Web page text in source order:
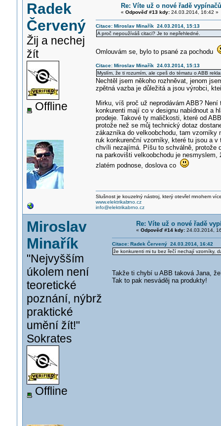
Radek
Červený
Žij a nechej
žít
Offline
Re: Víte už o nové řadě
« Odpověď #13 kdy:24.03.2014, 16:42 »
Citace: Miroslav Minařík 24.03.2014, 15:13
A proč nepoužíváš citaci? Je to nepřehledné.
Omlouvám se, bylo to psané za pochodu
Citace: Miroslav Minařík 24.03.2014, 15:13
Myslím, že ti rozumím, ale cpeš do tématu o ABB
Nechtěl jsem někoho rozhněvat, jenom
zpětná vazba je důležitá a jsou výrobci,
Mirku, víš proč už neprodávám ABB?
konkurenti mají co v designu nabídnout a
prodeje. Takové ty maličkosti, které od
protože než se můj technický dotaz
zákazníka do velkoobchodu, tam vzorníky
ruk konkurenční vzorníky, které tu jsou a
chvíli nezajímá. Píšu to schválně, protože
na parkovišti velkoobchodu je
zlatém podnose, doslova co
Slušnost je kouzelný nástroj, který otevřel mnohem
www.elektrikabrno.cz
info@elektrikabrno.cz
Miroslav
Minařík
"Nejvyšším
úkolem není
teoretické
poznání, nýbrž
praktické
umění žít!"
Sokrates
Offline
Re: Víte už o nové řadě
« Odpověď #14 kdy:24.03.2014,
Citace: Radek Červený 24.03.2014, 16:42
že konkurenti mi tu bez řečí nechají vzorníky,
Takže ti chybí u ABB taková Jana,
Tak to pak nesváděj na produkty!